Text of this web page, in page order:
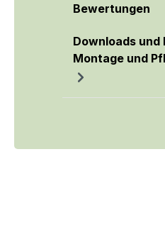
Bewertungen
Downloads und
Montage und